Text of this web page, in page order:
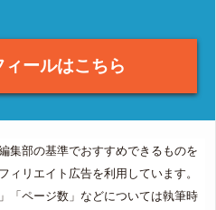
ールはこちら
集部の基準でおすすめできるものを
ィリエイト広告を利用しています。
「ページ数」などについては執筆時